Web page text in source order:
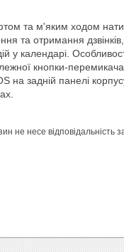
та м'яким ходом
та отримання
у календарі.
кнопки-
задній панелі
не несе відповідальність